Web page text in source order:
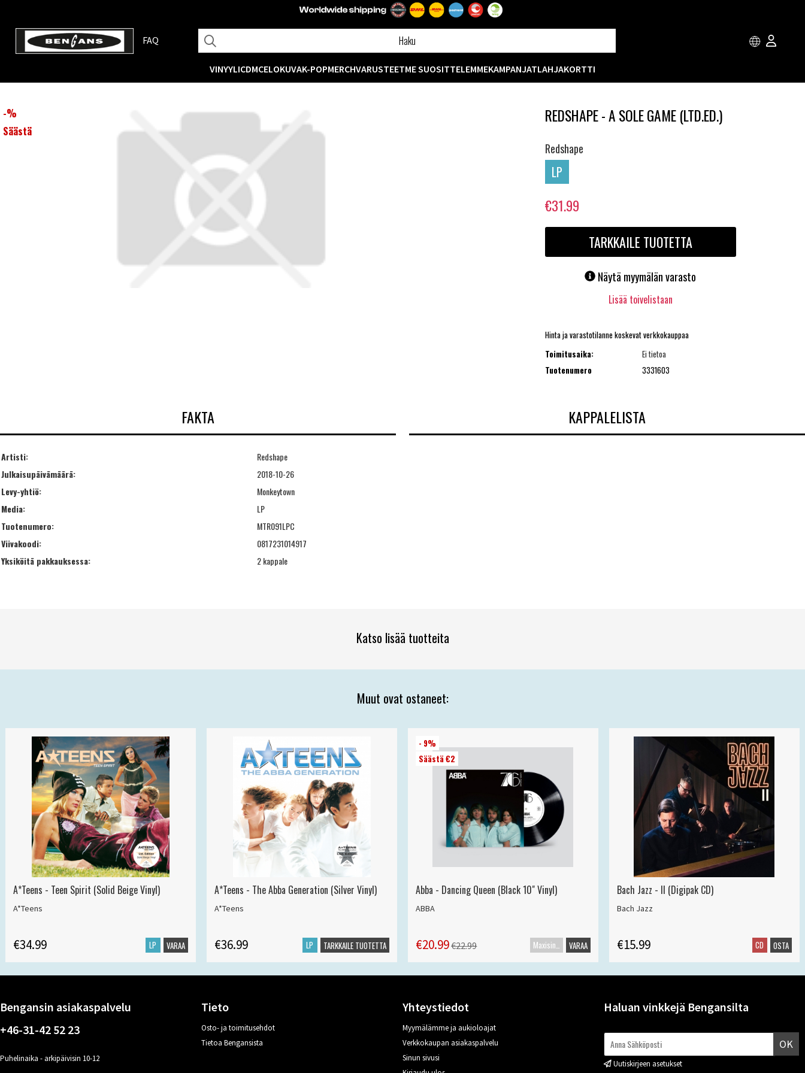
FAQ
VINYYLICDMCELOKUVAK-POPMERCHVARUSTEETME SUOSITTELEMMEKAMPANJATLAHJAKORTTI
-%
Säästä
REDSHAPE - A SOLE GAME (LTD.ED.)
Redshape
LP
€31.99
TARKKAILE TUOTETTA
Näytä myymälän varasto
Lisää toivelistaan
Hinta ja varastotilanne koskevat verkkokauppaa
Toimitusaika:
Ei tietoa
Tuotenumero
3331603
FAKTA
Artisti:
Redshape
Julkaisupäivämäärä:
2018-10-26
Levy-yhtiö:
Monkeytown
Media:
LP
Tuotenumero:
MTR091LPC
Viivakoodi:
0817231014917
Yksiköitä pakkauksessa:
2 kappale
KAPPALELISTA
Katso lisää tuotteita
Muut ovat ostaneet:
A*Teens - Teen Spirit (Solid Beige Vinyl)
A*Teens
€34.99 LP VARAA
A*Teens - The Abba Generation (Silver Vinyl)
A*Teens
€36.99 LP TARKKAILE TUOTETTA
- 9%
Säästä €2
Abba - Dancing Queen (Black 10" Vinyl)
ABBA
€20.99€22.99 Maxisingle VARAA
Bach Jazz - II (Digipak CD)
Bach Jazz
€15.99 CD OSTA
Bengansin asiakaspalvelu
+46-31-42 52 23
Puhelinaika - arkipäivisin 10-12
Tieto
Osto- ja toimitusehdot
Tietoa Bengansista
Yhteystiedot
Myymälämme ja aukioloajat
Verkkokaupan asiakaspalvelu
Sinun sivusi
Haluan vinkkejä Bengansilta
OK
Uutiskirjeen asetukset